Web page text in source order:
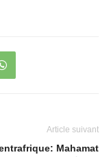
Article suivant
Mahamat